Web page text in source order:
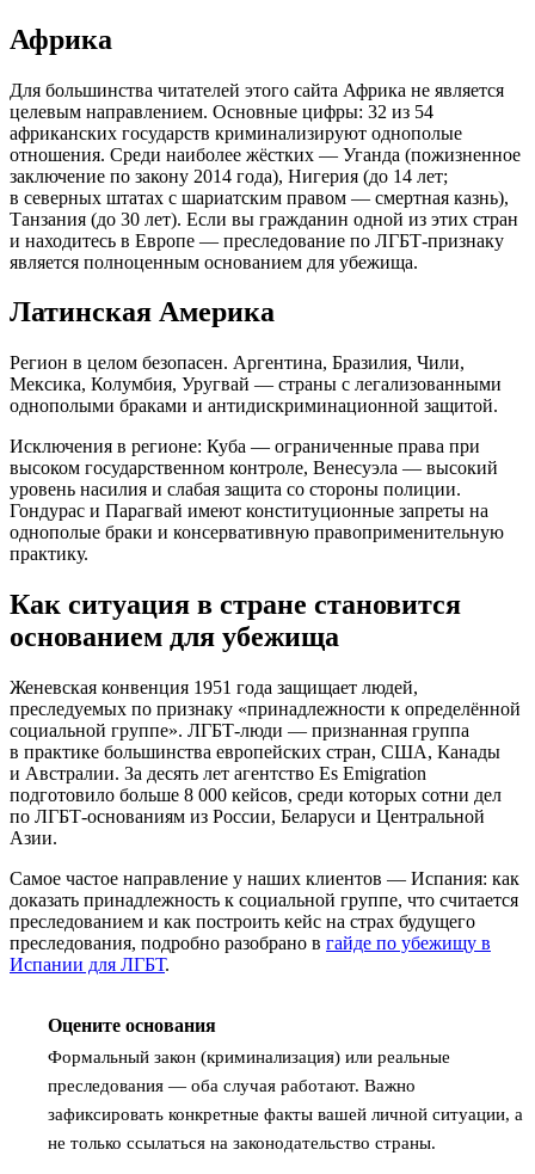
Африка
Для большинства читателей этого сайта Африка не является
целевым направлением. Основные цифры: 32 из 54
африканских государств криминализируют однополые
отношения. Среди наиболее жёстких — Уганда (пожизненное
заключение по закону 2014 года), Нигерия (до 14 лет;
в северных штатах с шариатским правом — смертная казнь),
Танзания (до 30 лет). Если вы гражданин одной из этих стран
и находитесь в Европе — преследование по ЛГБТ-признаку
является полноценным основанием для убежища.
Латинская Америка
Регион в целом безопасен. Аргентина, Бразилия, Чили,
Мексика, Колумбия, Уругвай — страны с легализованными
однополыми браками и антидискриминационной защитой.
Исключения в регионе: Куба — ограниченные права при
высоком государственном контроле, Венесуэла — высокий
уровень насилия и слабая защита со стороны полиции.
Гондурас и Парагвай имеют конституционные запреты на
однополые браки и консервативную правоприменительную
практику.
Как ситуация в стране становится
основанием для убежища
Женевская конвенция 1951 года защищает людей,
преследуемых по признаку «принадлежности к определённой
социальной группе». ЛГБТ-люди — признанная группа
в практике большинства европейских стран, США, Канады
и Австралии. За десять лет агентство Es Emigration
подготовило больше 8 000 кейсов, среди которых сотни дел
по ЛГБТ-основаниям из России, Беларуси и Центральной
Азии.
Самое частое направление у наших клиентов — Испания: как
доказать принадлежность к социальной группе, что считается
преследованием и как построить кейс на страх будущего
преследования, подробно разобрано в гайде по убежищу в
Испании для ЛГБТ.
Оцените основания
Формальный закон (криминализация) или реальные
преследования — оба случая работают. Важно
зафиксировать конкретные факты вашей личной ситуации, а
не только ссылаться на законодательство страны.